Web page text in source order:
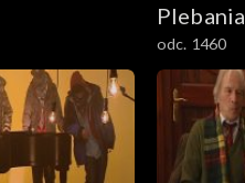
Plebania
odc. 1460